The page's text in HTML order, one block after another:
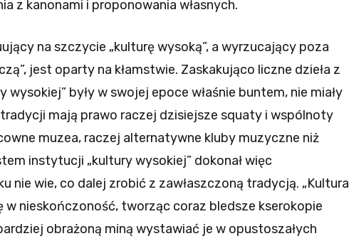
z kanonami i proponowania własnych.
na szczycie „kulturę wysoką”, a wyrzucający poza
jest oparty na kłamstwie. Zaskakująco liczne dzieła z
wysokiej” były w swojej epoce właśnie buntem, nie miały
mają prawo raczej dzisiejsze squaty i wspólnoty
muzea, raczej alternatywne kluby muzyczne niż
instytucji „kultury wysokiej” dokonał więc
nie wie, co dalej zrobić z zawłaszczoną tradycją. „Kultura
w nieskończoność, tworząc coraz bledsze kserokopie
obrażoną miną wystawiać je w opustoszałych